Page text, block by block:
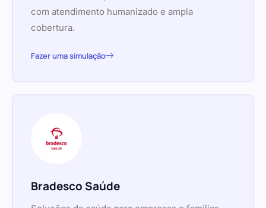
com atendimento humanizado e ampla
cobertura.
Fazer uma simulação
Bradesco Saúde